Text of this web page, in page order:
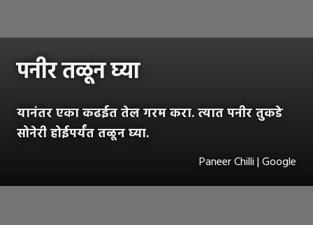
पनीर तळून घ्या
यानंतर एका कढईत तेल गरम करा. त्यात पनीर तुकडे
सोनेरी होईपर्यंत तळून घ्या.
Paneer Chilli | Google